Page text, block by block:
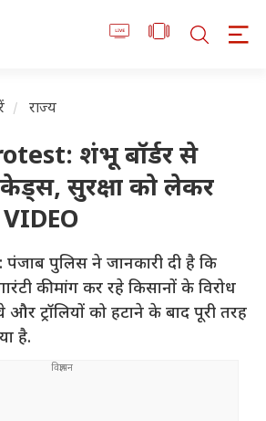
राज्य
शंभू बॉर्डर से
सुरक्षा को लेकर
पुलिस ने जानकारी दी है कि
की मांग कर रहे किसानों के विरोध
ट्रॉलियों को हटाने के बाद पूरी तरह
है.